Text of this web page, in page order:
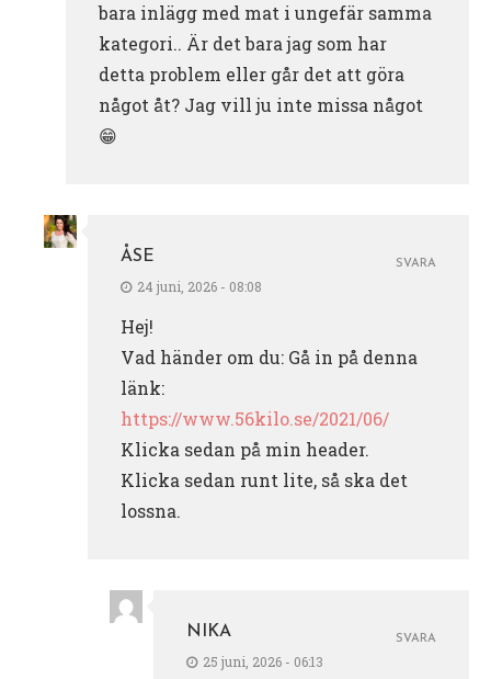
bara inlägg med mat i ungefär samma
kategori.. Är det bara jag som har
detta problem eller går det att göra
något åt? Jag vill ju inte missa något
😁
ÅSE
24 juni, 2026 - 08:08
Hej!
Vad händer om du: Gå in på denna
länk:
https://www.56kilo.se/2021/06/
Klicka sedan på min header.
Klicka sedan runt lite, så ska det
lossna.
SVARA
NIKA
25 juni, 2026 - 06:13
SVARA